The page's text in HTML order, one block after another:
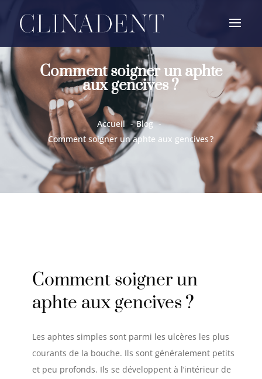
Comment soigner un aphte
aux gencives ?
Accueil
Blog
Comment soigner un aphte aux gencives ?
Comment soigner un
aphte aux gencives ?
Les aphtes simples sont parmi les ulcères les plus
courants de la bouche. Ils sont généralement petits
et peu profonds. Ils se développent à l’intérieur de